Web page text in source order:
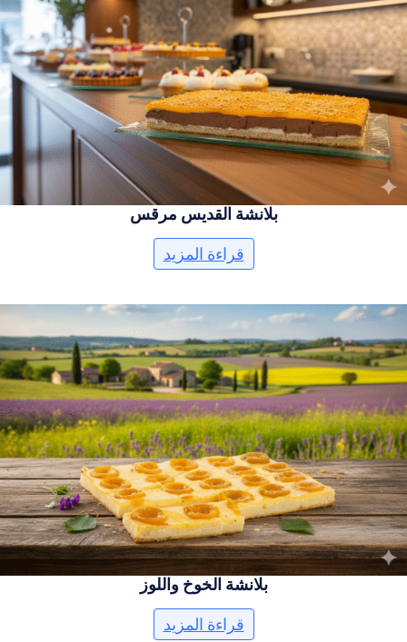
بلانشة القديس مرقس
قراءة المزيد
بلانشة الخوخ واللوز
قراءة المزيد